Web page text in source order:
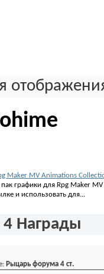
Maker MV Animations
графики для Rpg Maker
и использовать для...
Награды
Рыцарь форума 4 ст.